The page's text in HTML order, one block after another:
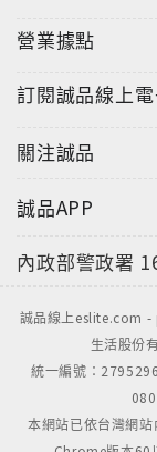
營業據點
訂閱誠品線上
關注誠品
誠品APP
內政部警政署
誠品線上eslite.com
生活股份
統一編號：
本網站已依台灣網